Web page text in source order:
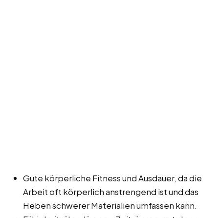
Gute körperliche Fitness und Ausdauer, da die
Arbeit oft körperlich anstrengend ist und das
Heben schwerer Materialien umfassen kann.